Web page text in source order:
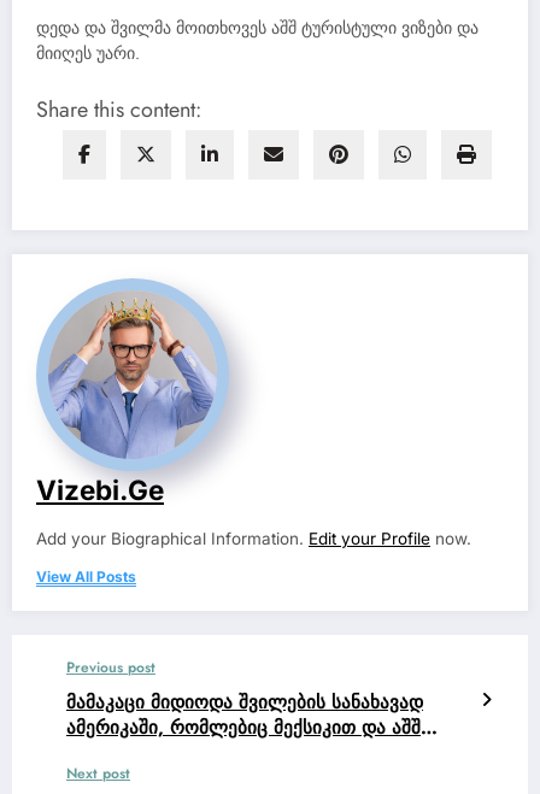
დედა და შვილმა მოითხოვეს აშშ ტურისტული ვიზები და
მიიღეს უარი.
Share this content:
Vizebi.ge
Add your Biographical Information. Edit your Profile now.
View All Posts
Previous post
მამაკაცი მიდიოდა შვილების სანახავად
ამერიკაში, რომლებიც მექსიკით და აშშ
Next post